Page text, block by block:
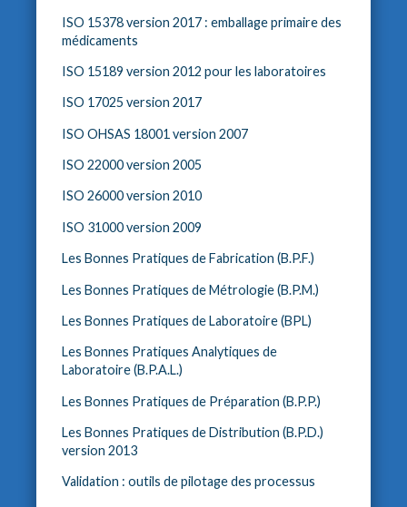
ISO 15378 version 2017 : emballage primaire des
médicaments
ISO 15189 version 2012 pour les laboratoires
ISO 17025 version 2017
ISO OHSAS 18001 version 2007
ISO 22000 version 2005
ISO 26000 version 2010
ISO 31000 version 2009
Les Bonnes Pratiques de Fabrication (B.P.F.)
Les Bonnes Pratiques de Métrologie (B.P.M.)
Les Bonnes Pratiques de Laboratoire (BPL)
Les Bonnes Pratiques Analytiques de
Laboratoire (B.P.A.L.)
Les Bonnes Pratiques de Préparation (B.P.P.)
Les Bonnes Pratiques de Distribution (B.P.D.)
version 2013
Validation : outils de pilotage des processus